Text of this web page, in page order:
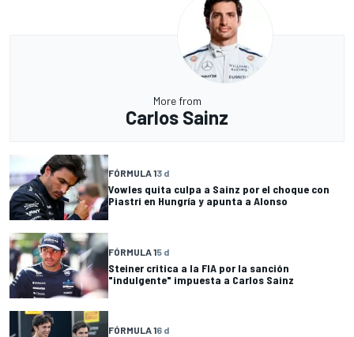
More from
Carlos Sainz
FÓRMULA 13 d
Vowles quita culpa a Sainz por el choque con
Piastri en Hungría y apunta a Alonso
FÓRMULA 15 d
Steiner critica a la FIA por la sanción
"indulgente" impuesta a Carlos Sainz
FÓRMULA 16 d